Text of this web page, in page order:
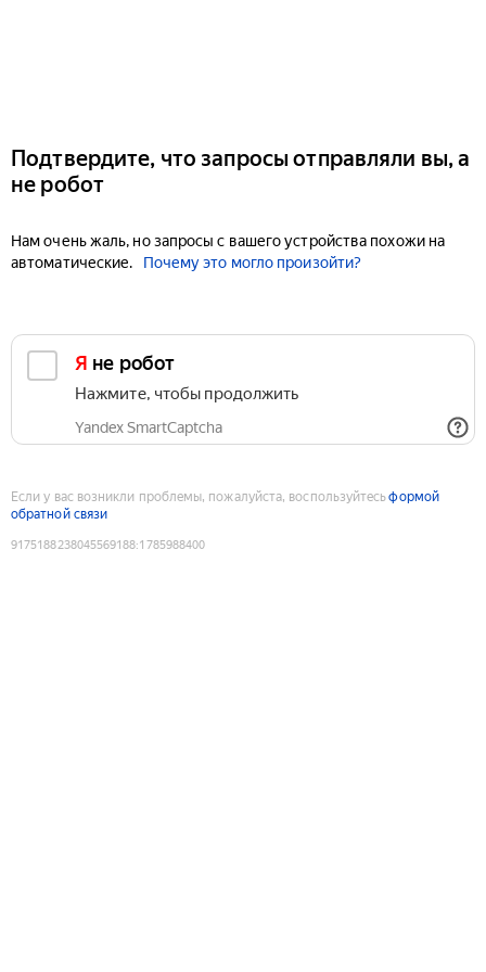
Подтвердите, что запросы отправляли вы, а
не робот
Нам очень жаль, но запросы с вашего устройства похожи на
автоматические.
Почему это могло произойти?
Я не робот
Нажмите, чтобы продолжить
Yandex SmartCaptcha
Если у вас возникли проблемы, пожалуйста, воспользуйтесьформой
обратной связи
9175188238045569188:1785988400